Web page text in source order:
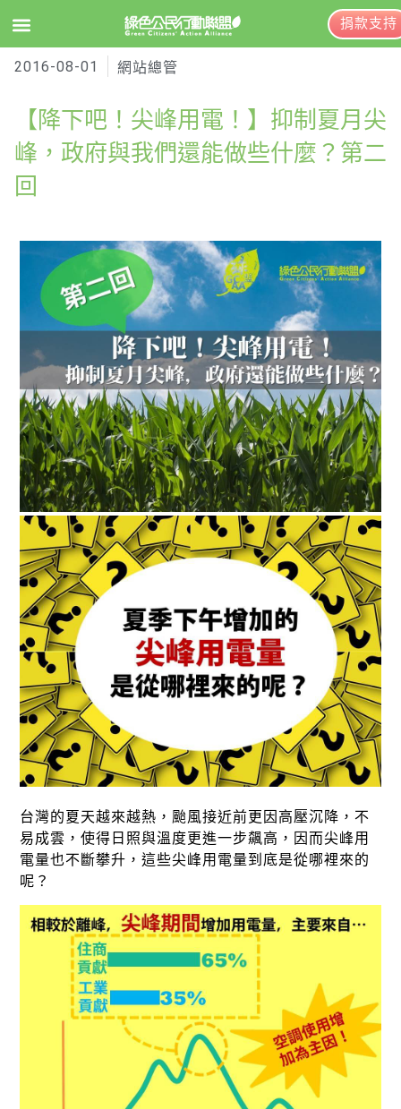
關於綠盟
綠盟簡介
綠盟團隊
聯絡資訊
捐款徵信
年度報告與財報
綠盟倡議
廢除核電
淨零轉型
透明足跡
綠盟觀點
新聞稿及聲明
投書及專欄
工作側記
出版及義賣品
參與綠盟
捐款支持
徵才資訊
活動行事曆
活動紀錄
教育推廣申請
加入志工
EN
捐款支持
2016-08-01 網站總管
【降下吧！尖峰用電！】抑制夏月尖
峰，政府與我們還能做些什麼？第二
回
台灣的夏天越來越熱，颱風接近前更因高壓沉降，不
易成雲，使得日照與溫度更進一步飆高，因而尖峰用
電量也不斷攀升，這些尖峰用電量到底是從哪裡來的
呢？